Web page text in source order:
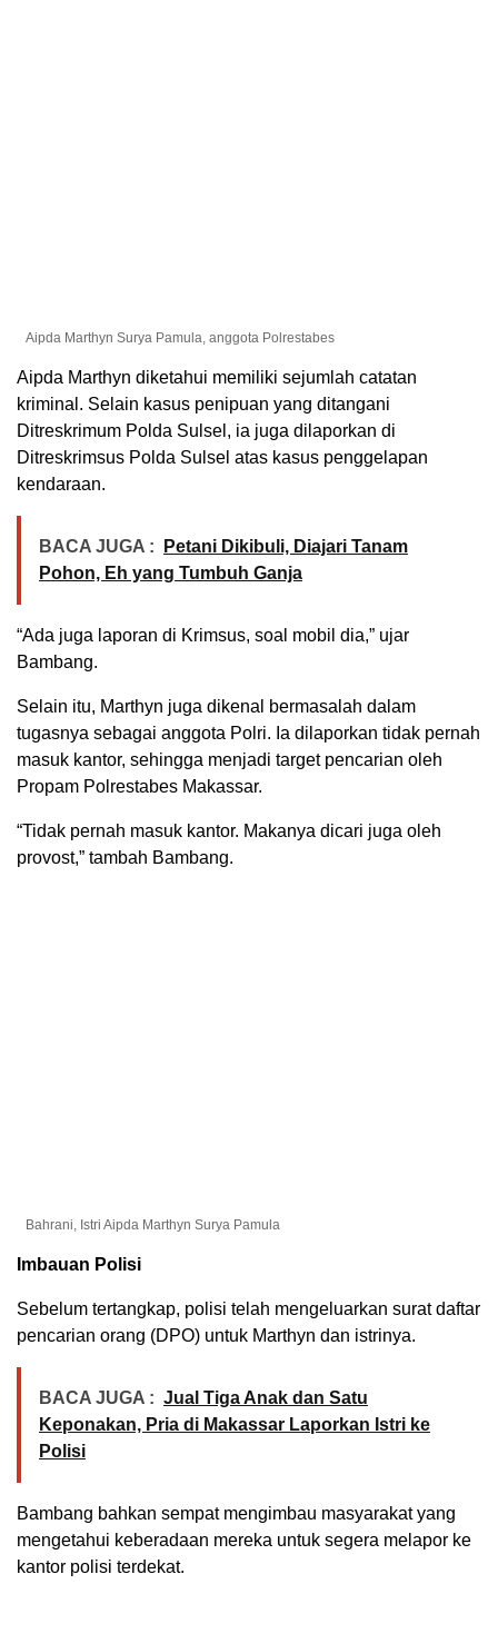
Aipda Marthyn Surya Pamula, anggota Polrestabes
Aipda Marthyn diketahui memiliki sejumlah catatan
kriminal. Selain kasus penipuan yang ditangani
Ditreskrimum Polda Sulsel, ia juga dilaporkan di
Ditreskrimsus Polda Sulsel atas kasus penggelapan
kendaraan.
BACA JUGA :
Petani Dikibuli, Diajari Tanam
Pohon, Eh yang Tumbuh Ganja
“Ada juga laporan di Krimsus, soal mobil dia,” ujar
Bambang.
Selain itu, Marthyn juga dikenal bermasalah dalam
tugasnya sebagai anggota Polri. Ia dilaporkan tidak pernah
masuk kantor, sehingga menjadi target pencarian oleh
Propam Polrestabes Makassar.
“Tidak pernah masuk kantor. Makanya dicari juga oleh
provost,” tambah Bambang.
Bahrani, Istri Aipda Marthyn Surya Pamula
Imbauan Polisi
Sebelum tertangkap, polisi telah mengeluarkan surat daftar
pencarian orang (DPO) untuk Marthyn dan istrinya.
BACA JUGA : Jual Tiga Anak dan Satu
Keponakan, Pria di Makassar Laporkan Istri ke
Polisi
Bambang bahkan sempat mengimbau masyarakat yang
mengetahui keberadaan mereka untuk segera melapor ke
kantor polisi terdekat.